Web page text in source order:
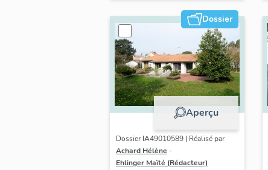
André-de-la-Marche
Dossier
Aperçu
Dossier IA49010589 | Réalisé par
Achard Hélène -
Ehlinger Maïté (Rédacteur)